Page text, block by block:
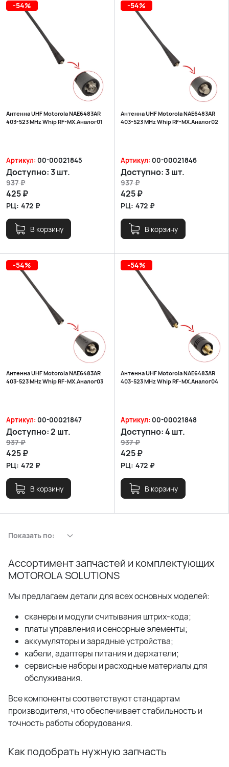
-54%
Антенна UHF Motorola NAE6483AR
403-523 MHz Whip RF-MX.Аналог01
Артикул: 00-00021845
Доступно:3 шт.
425₽
937₽
РЦ: 472 ₽
В корзину
-54%
Антенна UHF Motorola NAE6483AR
403-523 MHz Whip RF-MX.Аналог02
Артикул: 00-00021846
Доступно:3 шт.
425₽
937₽
РЦ: 472 ₽
В корзину
-54%
Антенна UHF Motorola NAE6483AR
403-523 MHz Whip RF-MX.Аналог03
Артикул: 00-00021847
Доступно:2 шт.
425₽
937₽
РЦ: 472 ₽
В корзину
-54%
Антенна UHF Motorola NAE6483AR
403-523 MHz Whip RF-MX.Аналог04
Артикул: 00-00021848
Доступно:4 шт.
425₽
937₽
РЦ: 472 ₽
В корзину
Показать по:
Ассортимент запчастей и комплектующих
MOTOROLA SOLUTIONS
Мы предлагаем детали для всех основных моделей:
сканеры и модули считывания штрих-кода;
платы управления и сенсорные элементы;
аккумуляторы и зарядные устройства;
кабели, адаптеры питания и держатели;
сервисные наборы и расходные материалы для
обслуживания.
Все компоненты соответствуют стандартам
производителя, что обеспечивает стабильность и
точность работы оборудования.
Как подобрать нужную запчасть